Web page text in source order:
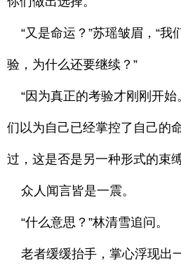
“又是命运？”苏瑶皱眉，“我
验，为什么还要继续？”
“因为真正的考验才刚刚开始
们以为自己已经掌控了自己的
过，这是否是另一种形式的束
众人闻言皆是一震。
“什么意思？”林清雪追问。
老者缓缓抬手，掌心浮现出